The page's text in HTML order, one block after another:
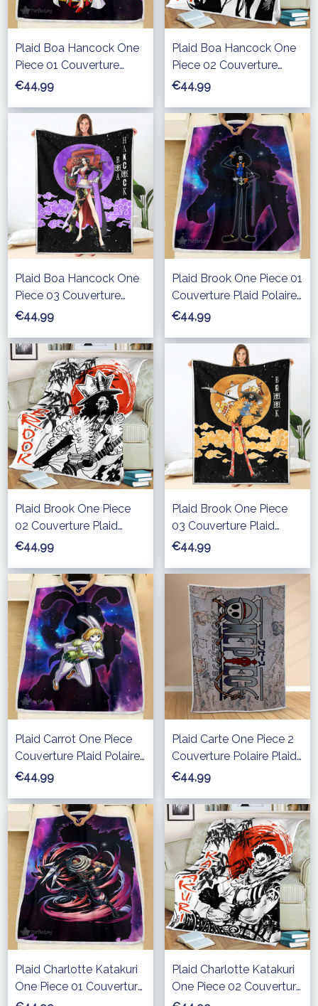
Plaid Boa Hancock One
Piece 01 Couverture
Plaid Polaire Plaid
€44,99
Plaid Boa Hancock One
Piece 02 Couverture
Plaid Polaire Plaid
€44,99
Plaid Boa Hancock One
Piece 03 Couverture
Plaid Polaire Plaid
€44,99
Plaid Brook One Piece 01
Couverture Plaid Polaire
Plaid Canapé
€44,99
Plaid Brook One Piece
02 Couverture Plaid
Polaire Plaid Canapé
€44,99
Plaid Brook One Piece
03 Couverture Plaid
Polaire Plaid Canapé
€44,99
Plaid Carrot One Piece
Couverture Plaid Polaire
Plaid Canapé
€44,99
Plaid Carte One Piece 2
Couverture Polaire Plaid
Canapé
€44,99
Plaid Charlotte Katakuri
One Piece 01 Couverture
Plaid Charlotte Katakuri
One Piece 02 Couverture